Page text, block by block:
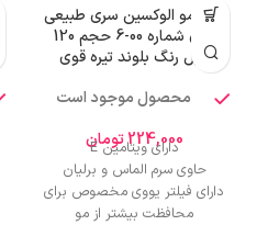
رنگ مو الوکسین سری طبیعی
قوی شماره 00-6 حجم 120
میل رنگ بلوند تیره قوی
محصول موجود است
224,000تومان
دارای ویتامین E
حاوی سرم الماس و برلیان
دارای فیلتر یووی مخصوص برای
محافظت بیشتر از مو